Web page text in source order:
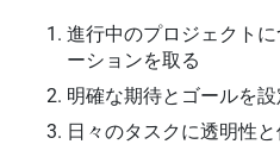
進行中のプロジェクト
ーションを取る
明確な期待とゴールを
日々のタスクに透明性